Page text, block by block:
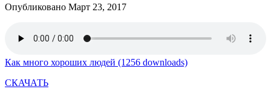
Опубликовано Март 23, 2017
Как много хороших людей (1256 downloads)
СКАЧАТЬ